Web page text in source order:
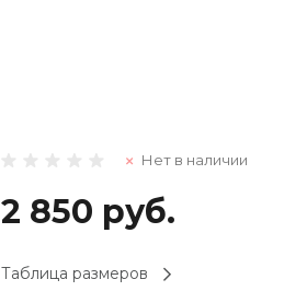
г. Москва,
оранжевая вывеска
напротив «Перекрестка»
на 1 этаже
1 мая: 10:00-19:00
Нет в наличии
2 850 руб.
Таблица размеров